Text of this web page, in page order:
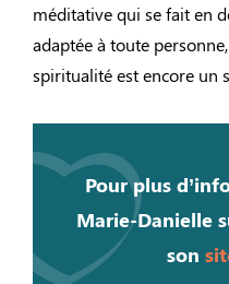
méditative qui se fait en
adaptée à toute
spiritualité est encore un
Pour plus
Marie-Danielle
son